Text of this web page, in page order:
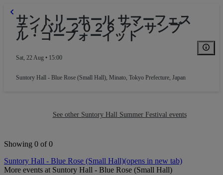
サントリーホール サマーフェス
ティバル ２０２６ アンサンブ
ル・ゴーフォーイット
Sat, 22 Aug • 15:00
Suntory Hall - Blue Rose (Small Hall), Minato, Tokyo Prefecture, Japan
See other Suntory Hall Summer Festival events
Showing 0 of 0
Suntory Hall - Blue Rose (Small Hall)(opens in new tab)
More events at Suntory Hall - Blue Rose (Small Hall)